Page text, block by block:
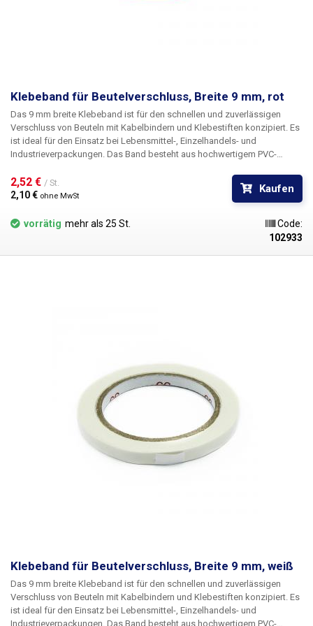
Klebeband für Beutelverschluss, Breite 9 mm, rot
Das 9 mm breite Klebeband ist für den schnellen und zuverlässigen
Verschluss von Beuteln mit Kabelbindern und Klebestiften konzipiert. Es
ist ideal für den Einsatz bei Lebensmittel-, Einzelhandels- und
Industrieverpackungen. Das Band besteht aus hochwertigem PVC-
Dadurch hält es fest an verschiedenen Arten von
Verpackungsmaterialien und lässt sich gleichzeitig leicht anbringen.
Gestaltung ermöglicht eine einfache Unterscheidung von Produkten
2,52 € / St.
2,10 € ohne MwSt
Kaufen
vorrätig mehr als 25 St.
Code:
102933
Klebeband für Beutelverschluss, Breite 9 mm, weiß
Das 9 mm breite Klebeband ist für den schnellen und zuverlässigen
Verschluss von Beuteln mit Kabelbindern und Klebestiften konzipiert. Es
ist ideal für den Einsatz bei Lebensmittel-, Einzelhandels- und
Industrieverpackungen. Das Band besteht aus hochwertigem PVC-